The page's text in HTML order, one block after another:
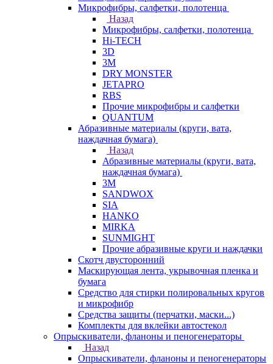
Микрофибры, салфетки, полотенца
Назад
Микрофибры, салфетки, полотенца
Hi-TECH
3D
3М
DRY MONSTER
JETAPRO
RBS
Прочие микрофибры и салфетки
QUANTUM
Абразивные материалы (круги, вата,
наждачная бумага)
Назад
Абразивные материалы (круги, вата,
наждачная бумага)
3М
SANDWOX
SIA
HANKO
MIRKA
SUNMIGHT
Прочие абразивные круги и наждачки
Скотч двусторонний
Маскирующая лента, укрывочная пленка и
бумага
Средство для стирки полировальных кругов
и микрофибр
Средства защиты (перчатки, маски...)
Комплекты для вклейки автостекол
Опрыскиватели, фланоны и пеногенераторы
Назад
Опрыскиватели, фланоны и пеногенераторы